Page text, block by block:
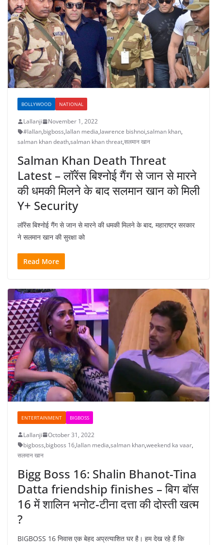
BOLLYWOOD NATIONAL
Lallanji
November 1, 2022
#lallan,bigboss,lallan media,lawrence bishnoi,salman khan,
salman khan death,salman khan threat,सलमान खान
Salman Khan Death Threat
Latest – लॉरेंस बिश्नोई गैंग से जान से मारने
की धमकी मिलने के बाद सलमान खान को मिली
Y+ Security
लॉरेंस बिश्नोई गैंग से जान से मारने की धमकी मिलने के बाद, महाराष्ट्र सरकार
ने सलमान खान की सुरक्षा को
Read More
ENTERTAINMENT BIGBOSS
Lallanji
October 31, 2022
bigboss,bigboss 16,lallan media,salman khan,weekend ka vaar,
सलमान खान
Bigg Boss 16: Shalin Bhanot-Tina
Datta friendship finishes – बिग बॉस
16 में शालिन भनोट-टीना दत्ता की दोस्ती खत्म
?
BIGBOSS 16 निवास एक बेहद अप्रत्याशित घर है। हम देख रहे हैं कि